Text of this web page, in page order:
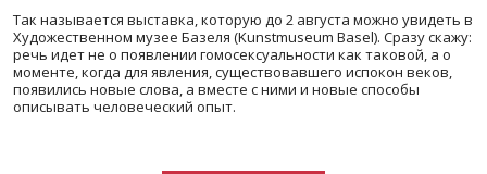
Так называется выставка, которую до 2 августа можно увидеть в
Художественном музее Базеля (Kunstmuseum Basel). Сразу скажу:
речь идет не о появлении гомосексуальности как таковой, а о
моменте, когда для явления, существовавшего испокон веков,
появились новые слова, а вместе с ними и новые способы
описывать человеческий опыт.